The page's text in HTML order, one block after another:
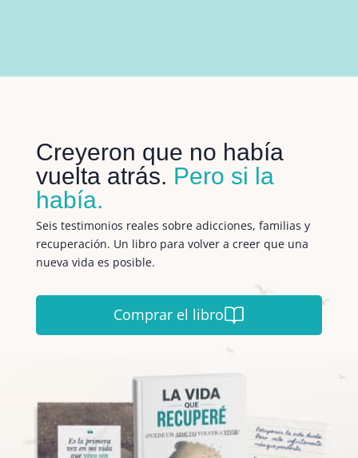
Creyeron que no había
vuelta atrás. Pero si la
había.
Seis testimonios reales sobre adicciones, familias y
recuperación. Un libro para volver a creer que una
nueva vida es posible.
Comprar el libro